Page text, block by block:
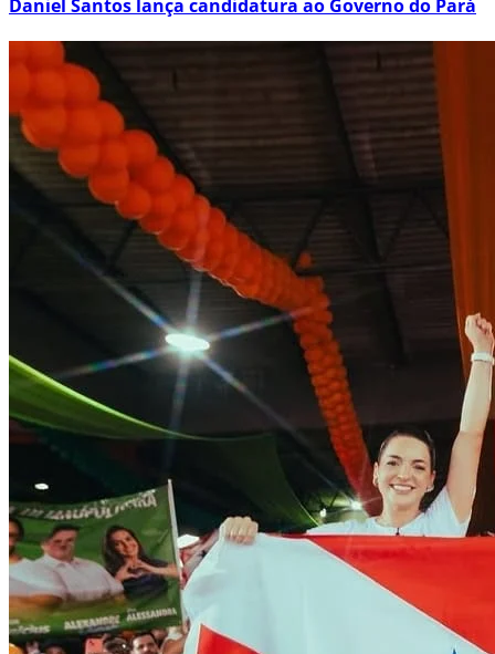
Daniel Santos lança candidatura ao Governo do Pará